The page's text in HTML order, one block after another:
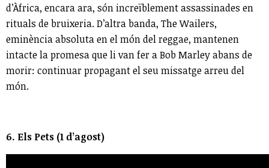
d’Àfrica, encara ara, són increïblement assassinades en
rituals de bruixeria. D’altra banda, The Wailers,
eminència absoluta en el món del reggae, mantenen
intacte la promesa que li van fer a Bob Marley abans de
morir: continuar propagant el seu missatge arreu del
món.
6. Els Pets (1 d’agost)